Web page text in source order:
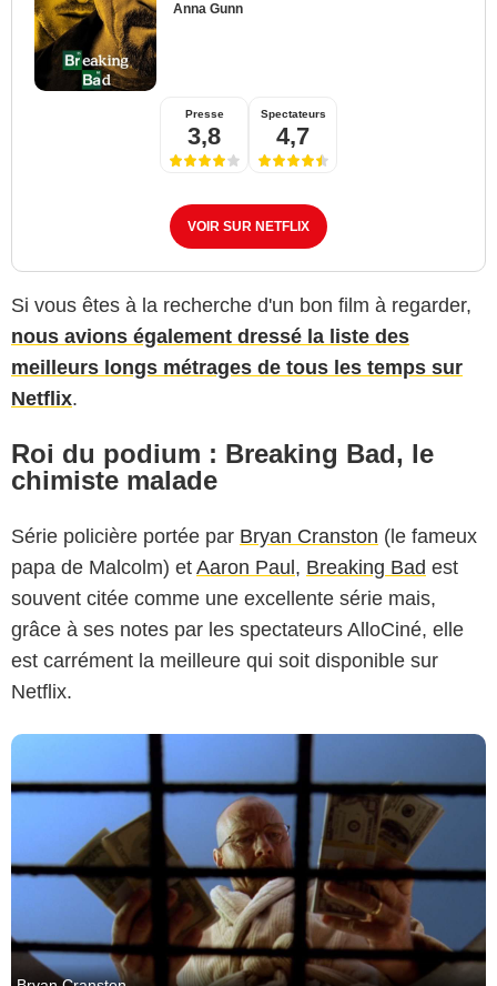
Anna Gunn
Presse
3,8
Spectateurs
4,7
VOIR SUR NETFLIX
Si vous êtes à la recherche d'un bon film à regarder,
nous avions également dressé la liste des
meilleurs longs métrages de tous les temps sur
Netflix.
Roi du podium : Breaking Bad, le
chimiste malade
Série policière portée par Bryan Cranston (le fameux
papa de Malcolm) et Aaron Paul, Breaking Bad est
souvent citée comme une excellente série mais,
grâce à ses notes par les spectateurs AlloCiné, elle
est carrément la meilleure qui soit disponible sur
Netflix.